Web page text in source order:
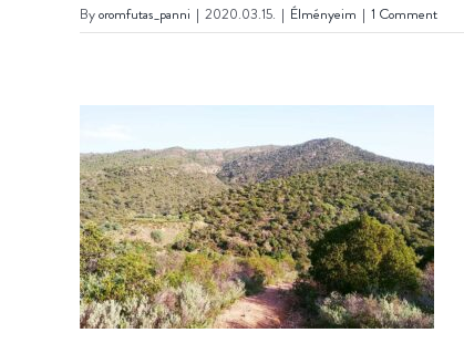
Byoromfutas_panni | 2020.03.15. | Élményeim | 1 Comment